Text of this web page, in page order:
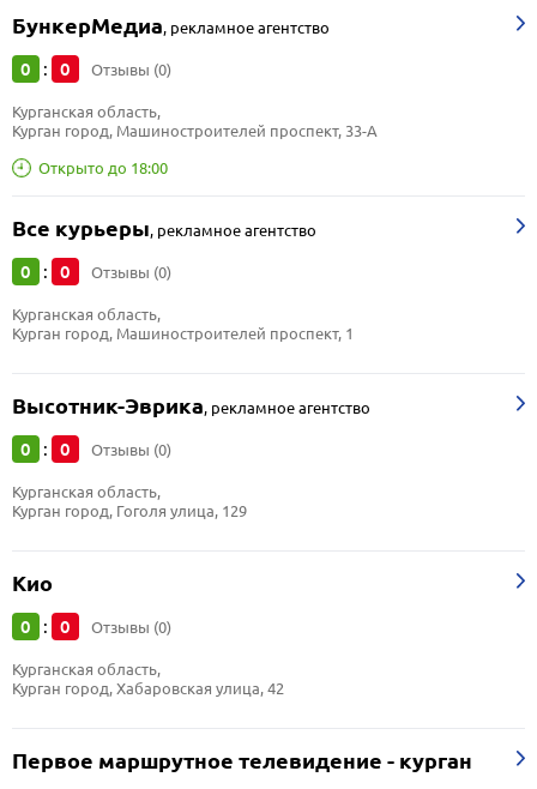
БункерМедиа, рекламное агентство
0 : 0 Отзывы (0)
Открыто до 18:00
Курганская область,
Курган город, Машиностроителей проспект, 33-А
Все курьеры, рекламное агентство
0 : 0 Отзывы (0)
Курганская область,
Курган город, Машиностроителей проспект, 1
Высотник-Эврика, рекламное агентство
0 : 0 Отзывы (0)
Курганская область,
Курган город, Гоголя улица, 129
Кио
0 : 0 Отзывы (0)
Курганская область,
Курган город, Хабаровская улица, 42
Первое маршрутное телевидение - курган